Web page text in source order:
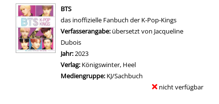
wird in neuem Tab geöffnet
BTS
das inoffizielle Fanbuch der K-Pop-Kings
Suche nach diesem Verfasser
Verfasserangabe: übersetzt von Jacqueline
Dubois
Jahr: 2023
Verlag: Königswinter, Heel
Mediengruppe: KJ/Sachbuch
nicht verfügbar